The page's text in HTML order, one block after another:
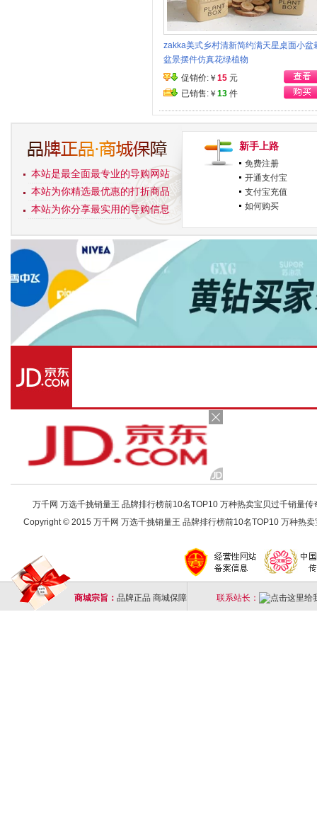
zakka美式乡村清新简约满天星桌面小盆
盆景摆件仿真花绿植物
促销价:￥ 15 元
已销售:￥ 13 件
本站是最全面最专业的导购网站
本站为你精选最优惠的打折商品
本站为你分享最实用的导购信息
新手上路
免费注册
开通支付宝
支付宝充值
如何购买
万千网 万选千挑销量王 品牌排行榜前10名TOP10 万种热卖宝贝过千销量
Copyright © 2015 万千网 万选千挑销量王 品牌排行榜前10名TOP10 万种热
商城宗旨： 品牌正品 商城保障 联系站长：